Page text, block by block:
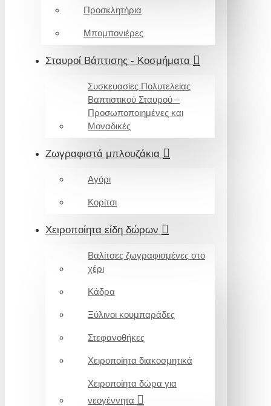
Προσκλητήρια
Μπομπονιέρες
Σταυροί Βάπτισης - Κοσμήματα
Συσκευασίες Πολυτελείας
Βαπτιστικού Σταυρού –
Προσωποποιημένες και
Μοναδικές
Ζωγραφιστά μπλουζάκια
Αγόρι
Κορίτσι
Χειροποίητα είδη δώρων
Βαλίτσες ζωγραφισμένες στο
χέρι
Κάδρα
Ξύλινοι κουμπαράδες
Στεφανοθήκες
Χειροποίητα διακοσμητικά
Χειροποίητα δώρα για
νεογέννητα